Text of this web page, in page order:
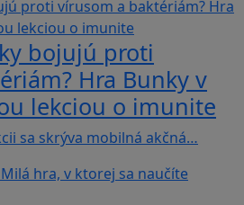
bojujú proti
Hra Bunky v
lekciou o imunite
sa skrýva mobilná akčná…